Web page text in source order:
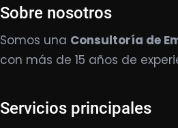
Sobre nosotros
Somos una Consultoría de
con más de 15 años de
Servicios principales